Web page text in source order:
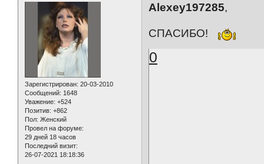
Зарегистрирован: 20-03-2010
Сообщений: 1648
Уважение: +524
Позитив: +862
Пол: Женский
Провел на форуме:
29 дней 18 часов
Последний визит:
26-07-2021 18:18:36
Alexey197285,
СПАСИБО!
0